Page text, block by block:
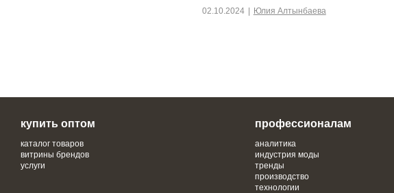
02.10.2024 Юлия Алтынбаева
купить оптом
каталог товаров
витрины брендов
услуги
профессионалам
аналитика
индустрия моды
тренды
производство
технологии